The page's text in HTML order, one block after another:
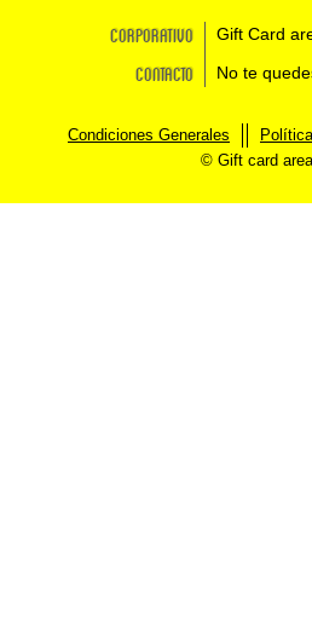
Corporativo Gift Card
Contacto No te
Condiciones Generales
© Gift card